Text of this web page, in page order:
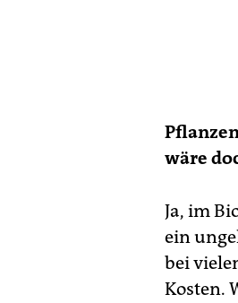
wäre
Ja, im
ein
bei
Kosten.